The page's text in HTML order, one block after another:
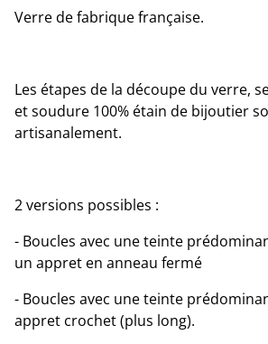
Verre de fabrique française.
Les étapes de la découpe du verre,
et soudure 100% étain de bijoutier
artisanalement.
2 versions possibles :
- Boucles avec une teinte
un appret en anneau fermé
- Boucles avec une teinte
appret crochet (plus long).